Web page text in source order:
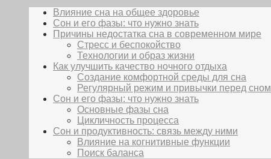
Влияние сна на общее здоровье
Сон и его фазы: что нужно знать
Причины недостатка сна в современном мире
Стресс и беспокойство
Технологии и образ жизни
Как улучшить качество ночного отдыха
Создание комфортной среды для сна
Регулярный режим и привычки перед сном
Сон и его фазы: что нужно знать
Основные фазы сна
Цикличность процесса
Сон и продуктивность: связь между ними
Влияние на когнитивные функции
Поиск баланса